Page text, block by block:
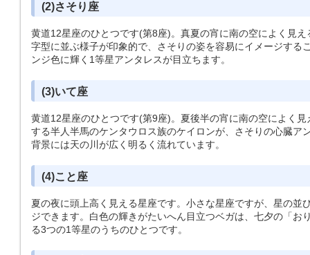
(2)さそり座
黄道12星座のひとつです(第8座)。真夏の宵に南の空によく見
字型に並ぶ様子が印象的で、さそりの姿を容易にイメージする
ンジ色に輝く1等星アンタレスが目立ちます。
(3)いて座
黄道12星座のひとつです(第9座)。夏後半の宵に南の空によく
する半人半馬のケンタウロス族のケイロンが、さそりの心臓ア
背景には天の川が広く明るく流れています。
(4)こと座
夏の夜に頭上高く見える星座です。小さな星座ですが、星の並
ジできます。白色の輝きがたいへん目立つベガは、七夕の「お
る3つの1等星のうちのひとつです。